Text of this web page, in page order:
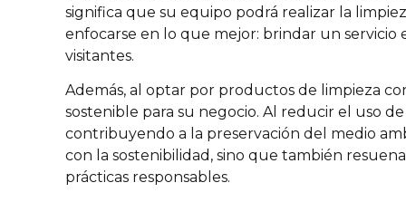
significa que su equipo podrá realizar la
enfocarse en lo que mejor: brindar un
visitantes.
Además, al optar por productos de limpieza
sostenible para su negocio. Al reducir el uso
contribuyendo a la preservación del medio
con la sostenibilidad, sino que también
prácticas responsables.